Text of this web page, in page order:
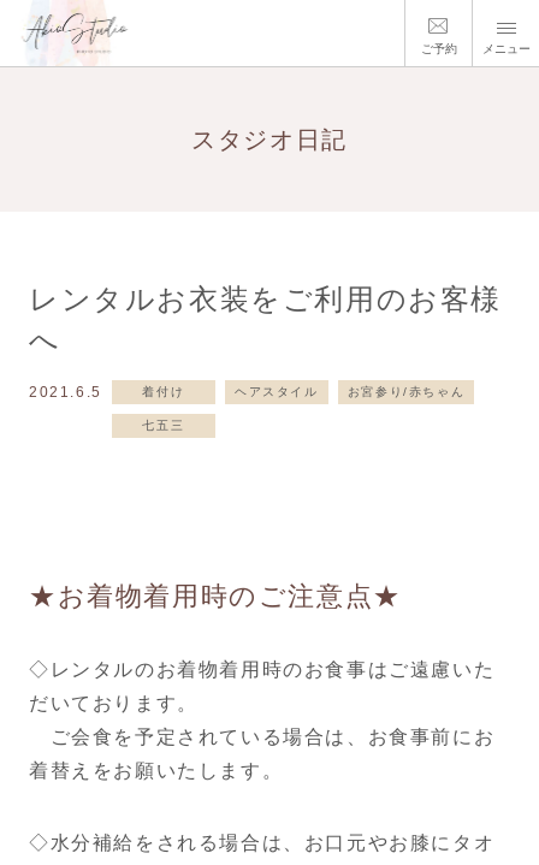
ご予約 メニュー
スタジオ日記
レンタルお衣装をご利用のお客様
へ
2021.6.5 着付け ヘアスタイル お宮参り/赤ちゃん
七五三
★お着物着用時のご注意点★
◇レンタルのお着物着用時のお食事はご遠慮いた
だいております。
ご会食を予定されている場合は、お食事前にお
着替えをお願いたします。
◇水分補給をされる場合は、お口元やお膝にタオ